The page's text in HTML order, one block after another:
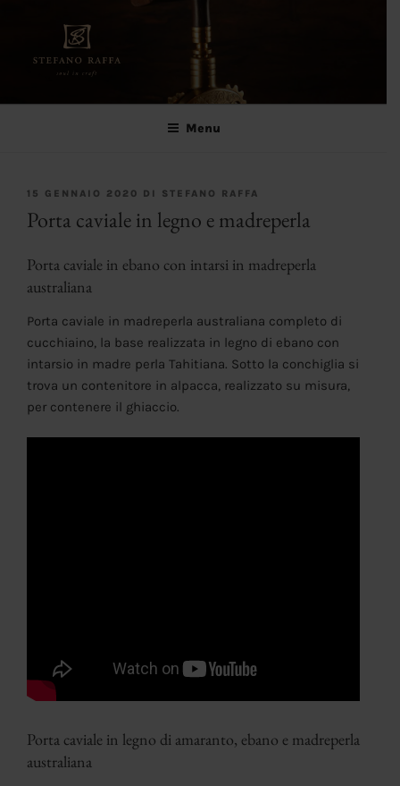
Stefano Raffa
Menu
PUBBLICATO
15 GENNAIO 2020 DI STEFANO RAFFA
Porta caviale in legno e madreperla
Porta caviale in ebano con intarsi in madreperla
australiana
Porta caviale in madreperla australiana completo di
cucchiaino, la base realizzata in legno di ebano con
intarsio in madre perla Tahitiana. Sotto la conchiglia si
trova un contenitore in alpacca, realizzato su misura,
per contenere il ghiaccio.
Porta caviale in legno di amaranto, ebano e madreperla
australiana